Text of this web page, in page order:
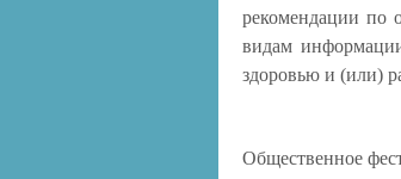
рекомендации по
видам
здоровью и (или)
Общественное